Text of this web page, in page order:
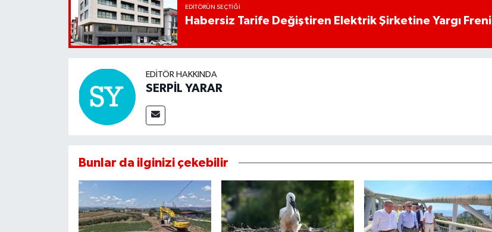
EDITÖRÜN SEÇTIĞI
Habersiz Tarife Değiştiren Elektrik Şirketine Yargı Freni
EDITÖR HAKKINDA
SERPİL YARAR
Bunlar da ilginizi çekebilir